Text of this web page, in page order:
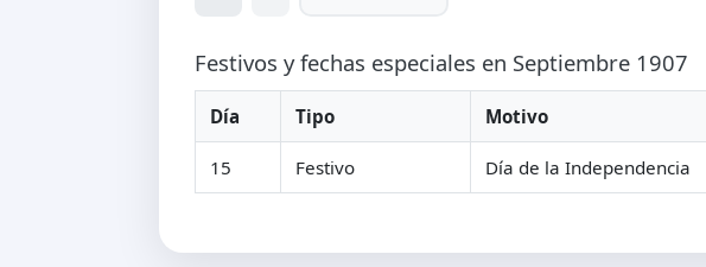
Festivos y fechas especiales en Septiembre 1907
Día Tipo Motivo
15 Festivo Día de la Independencia